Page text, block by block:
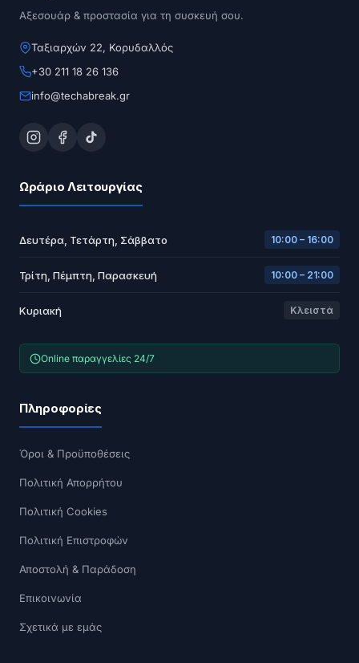
Αξεσουάρ & προστασία για τη συσκευή σου.
Ταξιαρχών 22, Κορυδαλλός
+30 211 18 26 136
info@techabreak.gr
Ωράριο Λειτουργίας
Δευτέρα, Τετάρτη, Σάββατο 10:00 – 16:00
Τρίτη, Πέμπτη, Παρασκευή 10:00 – 21:00
Κυριακή Κλειστά
Online παραγγελίες 24/7
Πληροφορίες
Όροι & Προϋποθέσεις
Πολιτική Απορρήτου
Πολιτική Cookies
Πολιτική Επιστροφών
Αποστολή & Παράδοση
Επικοινωνία
Σχετικά με εμάς